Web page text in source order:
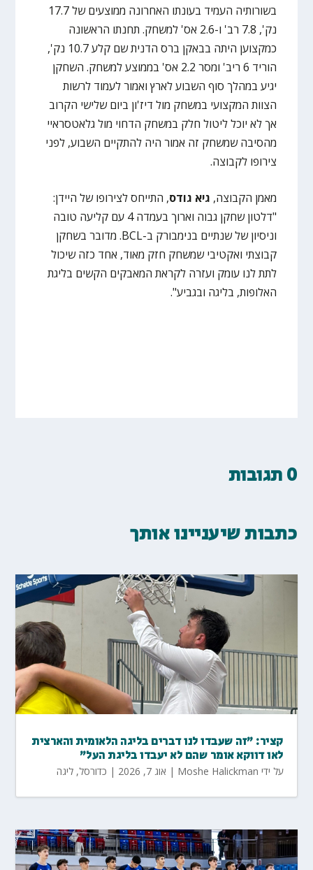
בשורותיה העמיד בעונתו האחרונה ממוצעים של 17.7
נק', 7.8 רב' ו-2.6 אס' למשחק. תחנתו הראשונה
כמקצוען היתה בבאקן ברס הדנית שם קלע 10.7 נק',
הוריד 6 ריב' ומסר 2.2 אס' בממוצע למשחק. השחקן
יגיע במהלך סוף השבוע לארץ ואמור לעמוד לרשות
הצוות המקצועי במשחק מול דיז'ון ביום שלישי הקרוב
אך לא יוכל ליטול חלק במשחק הדחוי מול גלאטסראיי
מהסיבה שמשחק זה אמור היה להתקיים השבוע, לפני
צירופו לקבוצה.
מאמן הקבוצה, גיא גודס, התייחס לצירופו של היידן:
"דלטון שחקן גבוה וארוך בעמדה 4 עם קליעה טובה
וניסיון של שנתיים בנימבורק ב-BCL. מדובר בשחקן
קבוצתי ואקטיבי שמשחק חזק מאוד, אחד כזה שיכול
לתת לנו עומק ועזרה לקראת המאבקים הקשים בליגת
האלופות, בליגה ובגביע".
0 תגובות
כתבות שיעניינו אותך
קציר: "זה שעבדו לנו דברים בליגה הלאומית והארצית
לאו דווקא אומר שהם לא יעבדו בליגת העל"
על ידי Moshe Halickman
| אוג 7, 2026 | כדורסל,ליגה